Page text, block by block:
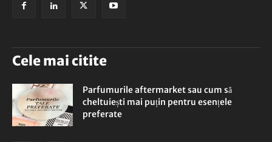
Cele mai citite
Parfumurile aftermarket sau cum să
cheltuiești mai puțin pentru esențele
preferate